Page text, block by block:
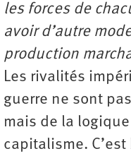
les forces de
avoir d’autre
production
Les rivalités
guerre ne sont
mais de la
capitalisme.